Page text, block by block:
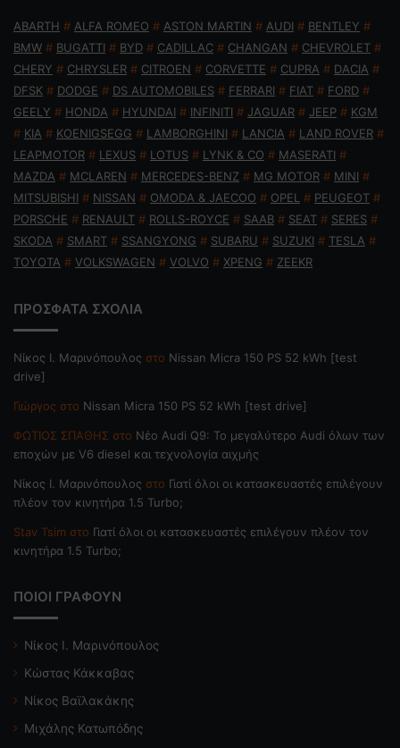
ABARTH # ALFA ROMEO # ASTON MARTIN # AUDI # BENTLEY #
BMW # BUGATTI # BYD # CADILLAC # CHANGAN # CHEVROLET #
CHERY # CHRYSLER # CITROEN # CORVETTE # CUPRA # DACIA #
DFSK # DODGE # DS AUTOMOBILES # FERRARI # FIAT # FORD #
GEELY # HONDA # HYUNDAI # INFINITI # JAGUAR # JEEP # KGM
# KIA # KOENIGSEGG # LAMBORGHINI # LANCIA # LAND ROVER #
LEAPMOTOR # LEXUS # LOTUS # LYNK & CO # MASERATI #
MAZDA # MCLAREN # MERCEDES-BENZ # MG MOTOR # MINI #
MITSUBISHI # NISSAN # OMODA & JAECOO # OPEL # PEUGEOT #
PORSCHE # RENAULT # ROLLS-ROYCE # SAAB # SEAT # SERES #
SKODA # SMART # SSANGYONG # SUBARU # SUZUKI # TESLA #
TOYOTA # VOLKSWAGEN # VOLVO # XPENG # ZEEKR
ΠΡΟΣΦΑΤΑ ΣΧΟΛΙΑ
Nίκος Ι. Mαρινόπουλος στο Nissan Micra 150 PS 52 kWh [test
drive]
Γιώργος στο Nissan Micra 150 PS 52 kWh [test drive]
ΦΩΤΙΟΣ ΣΠΑΘΗΣ στο Νέο Audi Q9: Το μεγαλύτερο Audi όλων των
εποχών με V6 diesel και τεχνολογία αιχμής
Nίκος Ι. Mαρινόπουλος στο Γιατί όλοι οι κατασκευαστές επιλέγουν
πλέον τον κινητήρα 1.5 Turbo;
Stav Tsim στο Γιατί όλοι οι κατασκευαστές επιλέγουν πλέον τον
κινητήρα 1.5 Turbo;
ΠΟΙΟΙ ΓΡΑΦΟΥΝ
Νίκος Ι. Μαρινόπουλος
Κώστας Κάκκαβας
Νίκος Βαϊλακάκης
Μιχάλης Κατωπόδης